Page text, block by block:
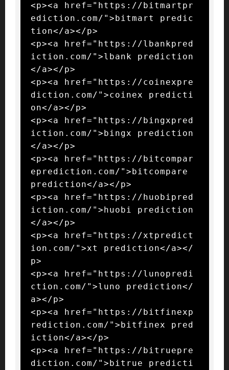
<p><a href="https://bitmartpr
ediction.com/">bitmart predic
tion</a></p>
<p><a href="https://lbankpred
iction.com/">lbank prediction
</a></p>
<p><a href="https://coinexpre
diction.com/">coinex predicti
on</a></p>
<p><a href="https://bingxpred
iction.com/">bingx prediction
</a></p>
<p><a href="https://bitcompar
eprediction.com/">bitcompare
prediction</a></p>
<p><a href="https://huobipred
iction.com/">huobi prediction
</a></p>
<p><a href="https://xtpredict
ion.com/">xt prediction</a></
p>
<p><a href="https://lunopredi
ction.com/">luno prediction</
a></p>
<p><a href="https://bitfinexp
rediction.com/">bitfinex pred
iction</a></p>
<p><a href="https://bitruepre
diction.com/">bitrue predicti